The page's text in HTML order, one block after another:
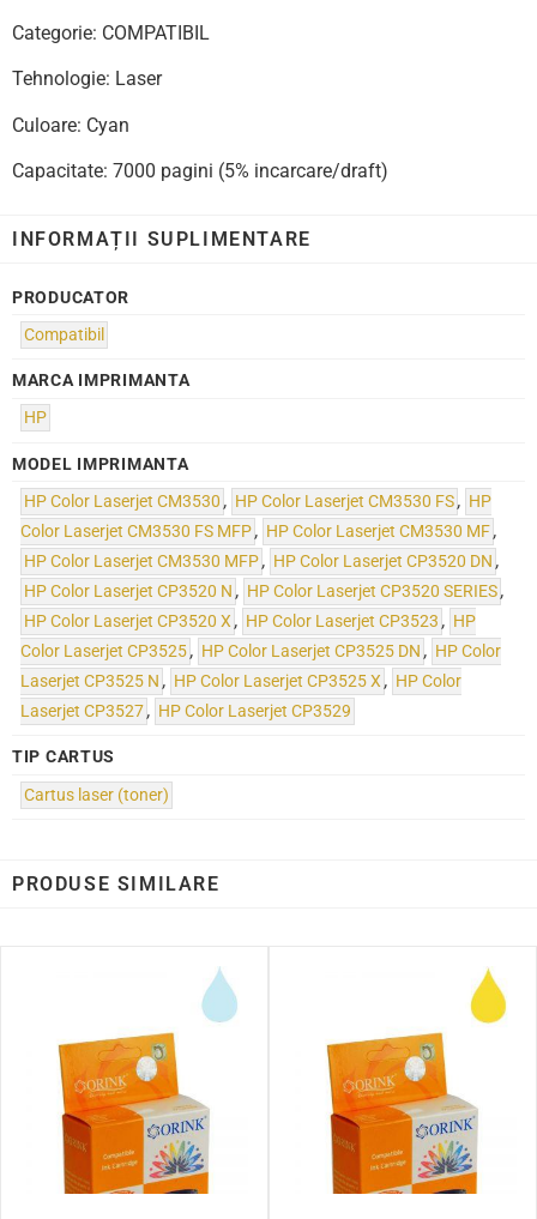
Categorie: COMPATIBIL
Tehnologie: Laser
Culoare: Cyan
Capacitate: 7000 pagini (5% incarcare/draft)
INFORMAȚII SUPLIMENTARE
PRODUCATOR
Compatibil
MARCA IMPRIMANTA
HP
MODEL IMPRIMANTA
HP Color Laserjet CM3530 , HP Color Laserjet CM3530 FS, HP
Color Laserjet CM3530 FS MFP, HP Color Laserjet CM3530 MF,
HP Color Laserjet CM3530 MFP, HP Color Laserjet CP3520 DN ,
HP Color Laserjet CP3520 N , HP Color Laserjet CP3520 SERIES,
HP Color Laserjet CP3520 X, HP Color Laserjet CP3523 , HP
Color Laserjet CP3525, HP Color Laserjet CP3525 DN , HP Color
Laserjet CP3525 N , HP Color Laserjet CP3525 X, HP Color
Laserjet CP3527, HP Color Laserjet CP3529
TIP CARTUS
Cartus laser (toner)
PRODUSE SIMILARE